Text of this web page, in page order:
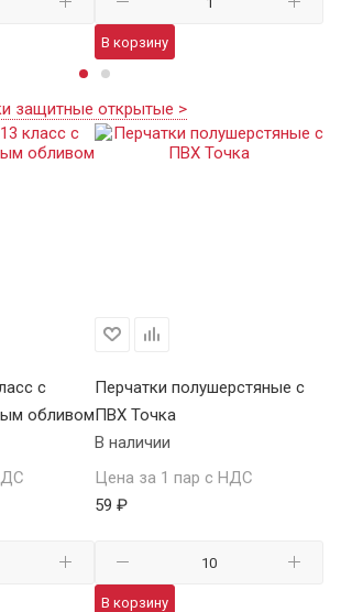
В корзину
защитные открытые >
с
обливом
Перчатки полушерстяные с
ПВХ Точка
В наличии
Цена за 1 пар с НДС
59 ₽
В корзину